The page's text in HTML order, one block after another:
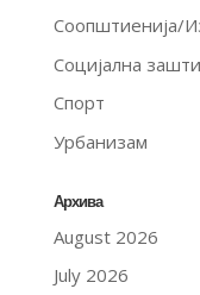
Соопштиенија/
Социјална
Спорт
Урбанизам
Архива
August 2026
July 2026